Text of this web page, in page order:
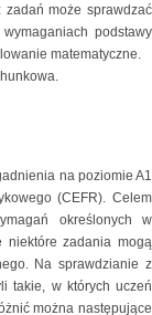
może sprawdzać
podstawy
matematyczne.
na poziomie A1
(CEFR). Celem
określonych w
niektóre zadania mogą
Na sprawdzianie z
takie, w których uczeń
można następujące